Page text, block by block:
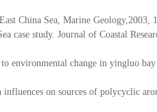
China Sea, Marine Geology,2003,
case study. Journal of Coastal
environmental change in yingluo
on sources of polycyclic